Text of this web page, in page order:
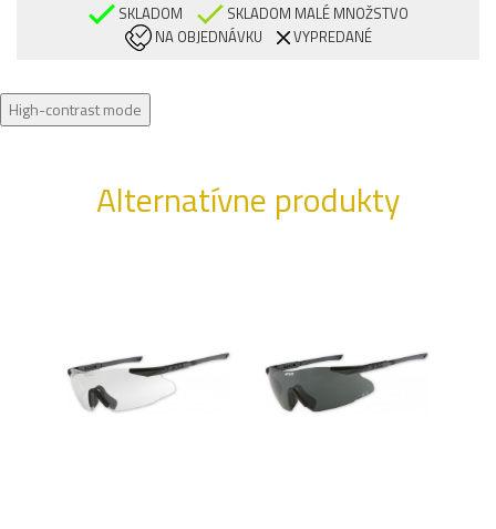
SKLADOM
SKLADOM MALÉ MNOŽSTVO
NA OBJEDNÁVKU
VYPREDANÉ
High-contrast mode
Alternatívne produkty